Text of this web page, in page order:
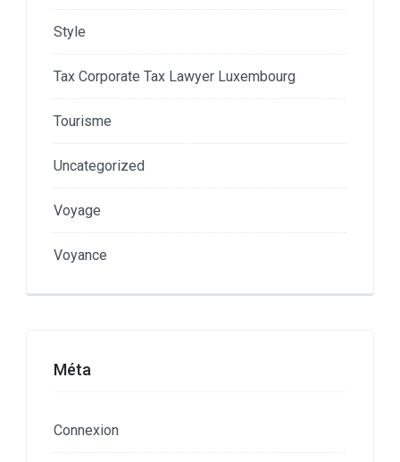
Style
Tax Corporate Tax Lawyer Luxembourg
Tourisme
Uncategorized
Voyage
Voyance
Méta
Connexion